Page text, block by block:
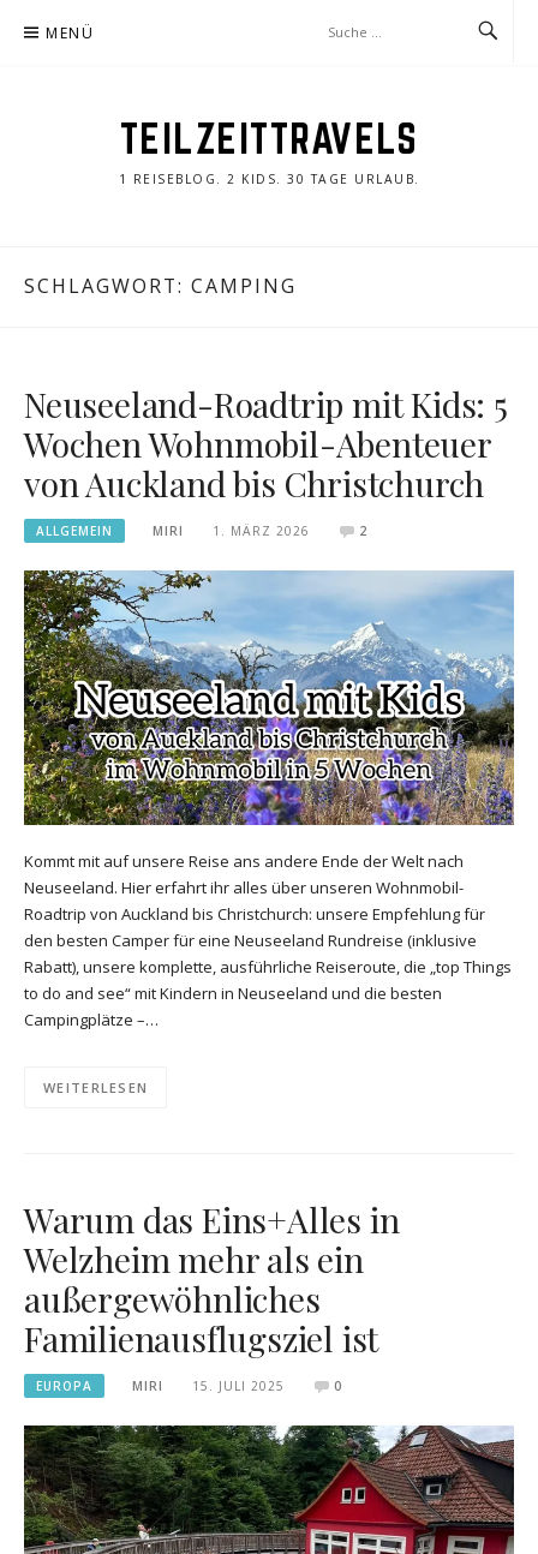
Inhalt MENÜ
TEILZEITTRAVELS
1 REISEBLOG. 2 KIDS. 30 TAGE URLAUB.
SCHLAGWORT: CAMPING
Neuseeland-Roadtrip mit Kids: 5
Wochen Wohnmobil-Abenteuer
von Auckland bis Christchurch
ALLGEMEIN MIRI 1. MÄRZ 2026 2
Kommt mit auf unsere Reise ans andere Ende der Welt nach
Neuseeland. Hier erfahrt ihr alles über unseren Wohnmobil-
Roadtrip von Auckland bis Christchurch: unsere Empfehlung für
den besten Camper für eine Neuseeland Rundreise (inklusive
Rabatt), unsere komplette, ausführliche Reiseroute, die „top Things
to do and see“ mit Kindern in Neuseeland und die besten
Campingplätze –…
WEITERLESEN
Warum das Eins+Alles in
Welzheim mehr als ein
außergewöhnliches
Familienausflugsziel ist
EUROPA MIRI 15. JULI 2025 0